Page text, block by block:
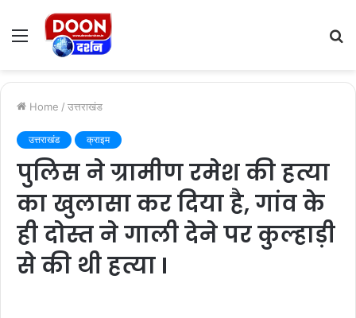
Menu
Home / उत्तराखंड
उत्तराखंड क्राइम
पुलिस ने ग्रामीण रमेश की हत्या
का खुलासा कर दिया है, गांव के
ही दोस्त ने गाली देने पर कुल्हाड़ी
से की थी हत्या I